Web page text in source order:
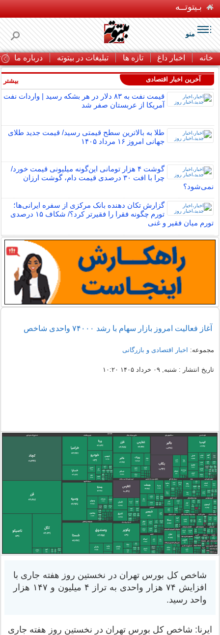
بـیتوتــه
منو
خانه اخبار داغ تازه ها تبلیغات در بیتوته درباره ما
آخرین اخبار اقتصادی
قیمت نفت به ۸۳ دلار در هر بشکه رسید | واردات نفت
آمریکا از عربستان صفر شد
طلا به بالاترین سطح قیمتی رسید/ قیمت جدید طلای
جهانی امروز ۱۶ مرداد ۱۴۰۵
گوشت ۴ هزار تومانی این‌گونه میلیونی قیمت خورد/
چرا با افت ۳۰ درصدی قیمت دام، گوشت ارزان
نمی‌شود؟
گزارش تکان‌ دهنده بانک مرکزی از سفره ایرانی‌ها؛
تورم چگونه فقرا را فقیرتر کرد؟/ شکاف ۱۵ درصدی
تورم میان فقیر و غنی
بیشتر
آغاز فعالیت امروز بازار سهام با رشد ۷۴۰۰۰ واحدی شاخص
مجموعه: اخبار اقتصادی و بازرگانی
تاریخ انتشار : شنبه, ۰۹ خرداد ۱۴۰۵ ۱۰:۲۰
شاخص کل بورس تهران در نخستین روز هفته جاری با
افزایش ۷۴ هزار واحدی به تراز ۴ میلیون و ۱۴۷ هزار
واحد رسید.
ایرنا: شاخص کل بورس تهران در نخستین روز هفته جاری